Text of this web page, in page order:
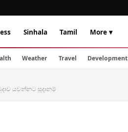
Sinhala Tamil More ▾
Weather Travel Development
යවන්නට සූදානම්